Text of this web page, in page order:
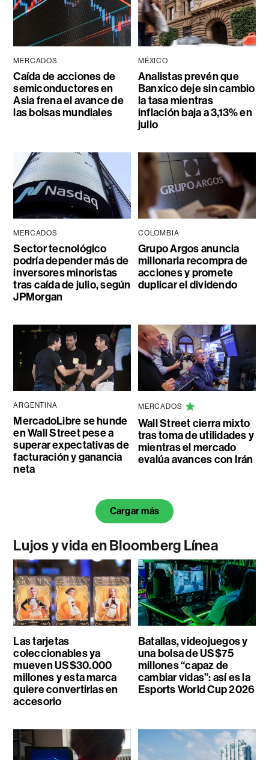
MERCADOS
Caída de acciones de
semiconductores en
Asia frena el avance de
las bolsas mundiales
MÉXICO
Analistas prevén que
Banxico deje sin cambio
la tasa mientras
inflación baja a 3,13% en
julio
MERCADOS
Sector tecnológico
podría depender más de
inversores minoristas
tras caída de julio, según
JPMorgan
COLOMBIA
Grupo Argos anuncia
millonaria recompra de
acciones y promete
duplicar el dividendo
ARGENTINA
MercadoLibre se hunde
en Wall Street pese a
superar expectativas de
facturación y ganancia
neta
MERCADOS
Wall Street cierra mixto
tras toma de utilidades y
mientras el mercado
evalúa avances con Irán
Cargar más
Lujos y vida en Bloomberg Línea
Las tarjetas
coleccionables ya
mueven US$30.000
millones y esta marca
quiere convertirlas en
accesorio
Batallas, videojuegos y
una bolsa de US$75
millones “capaz de
cambiar vidas”: así es la
Esports World Cup 2026